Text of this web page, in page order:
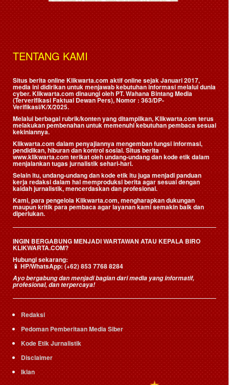
TENTANG KAMI
Situs berita online Klikwarta.com aktif online sejak Januari 2017,
media ini didirikan untuk menjawab kebutuhan informasi melalui dunia
cyber. Klikwarta.com dinaungi oleh PT. Wahana Bintang Media
(Terverifikasi Faktual Dewan Pers), Nomor : 363/DP-
Verifikasi/K/X/2025.
Melalui berbagai rubrik/konten yang ditampilkan, Klikwarta.com terus
melakukan pembenahan untuk memenuhi kebutuhan pembaca sesuai
kekiniannya.
Klikwarta.com dalam penyajiannya mengemban fungsi informasi,
pendidikan, hiburan dan kontrol sosial. Situs berita
www.klikwarta.com terikat oleh undang-undang dan kode etik dalam
menjalankan tugas jurnalistik sehari-hari.
Selain itu, undang-undang dan kode etik itu juga menjadi panduan
kerja redaksi dalam hal memproduksi berita agar sesuai dengan
kaidah jurnalistik, mencerdaskan dan profesional.
Kami, para pengelola Klikwarta.com, mengharapkan dukungan
maupun kritik para pembaca agar layanan kami semakin baik dan
diperlukan.
INGIN BERGABUNG MENJADI WARTAWAN ATAU KEPALA BIRO
KLIKWARTA.COM?
Hubungi sekarang:
📱HP/WhatsApp:(+62) 853 7768 8284
Ayo bergabung dan menjadi bagian dari media yang informatif,
profesional, dan terpercaya!
Redaksi
Pedoman Pemberitaan Media Siber
Kode Etik Jurnalistik
Disclaimer
Iklan